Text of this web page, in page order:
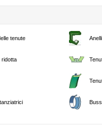
tenute
ridotta